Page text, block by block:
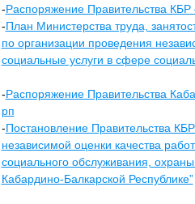
-Распоряжение Правительства
-План Министерства труда,
по организации проведения
социальные услуги в сфере
-Распоряжение Правительства
рп
-Постановление Правительства
независимой оценки качества
социального обслуживания,
Кабардино-Балкарской Республике”